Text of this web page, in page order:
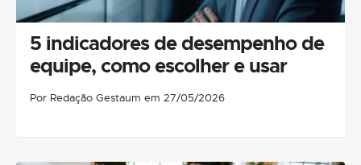
5 indicadores de desempenho de
equipe, como escolher e usar
Por Redação Gestaum em 27/05/2026